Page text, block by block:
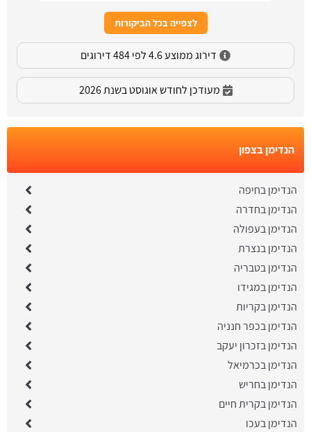
לצפייה בכל הביקורות
דירוג ממוצע 4.6 לפי 484 דירוגים
מעודכן לחודש אוגוסט בשנת 2026
הנדימן בצפון
הנדימן בחיפה
הנדימן בחדרה
הנדימן בעפולה
הנדימן בנצרת
הנדימן בטבריה
הנדימן במגידו
הנדימן בקריות
הנדימן בכפר חנניה
הנדימן בזכרון יעקב
הנדימן בכרמיאל
הנדימן בחריש
הנדימן בקרית חיים
הנדימן בעכו